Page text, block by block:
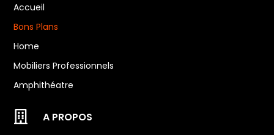
Accueil
Bons Plans
Home
Mobiliers Professionnels
Amphithéatre
 A PROPOS